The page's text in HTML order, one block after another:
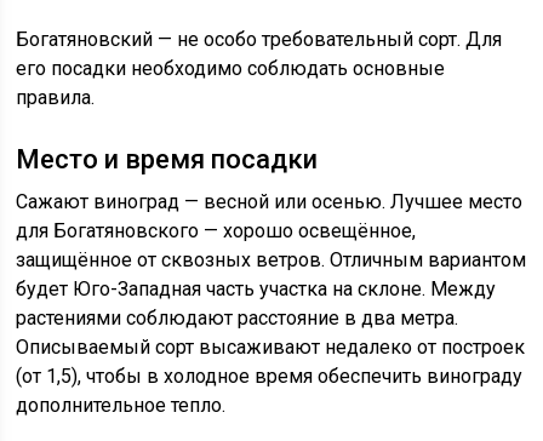
Богатяновский — не особо требовательный сорт. Для
его посадки необходимо соблюдать основные
правила.
Место и время посадки
Сажают виноград — весной или осенью. Лучшее место
для Богатяновского — хорошо освещённое,
защищённое от сквозных ветров. Отличным вариантом
будет Юго-Западная часть участка на склоне. Между
растениями соблюдают расстояние в два метра.
Описываемый сорт высаживают недалеко от построек
(от 1,5), чтобы в холодное время обеспечить винограду
дополнительное тепло.